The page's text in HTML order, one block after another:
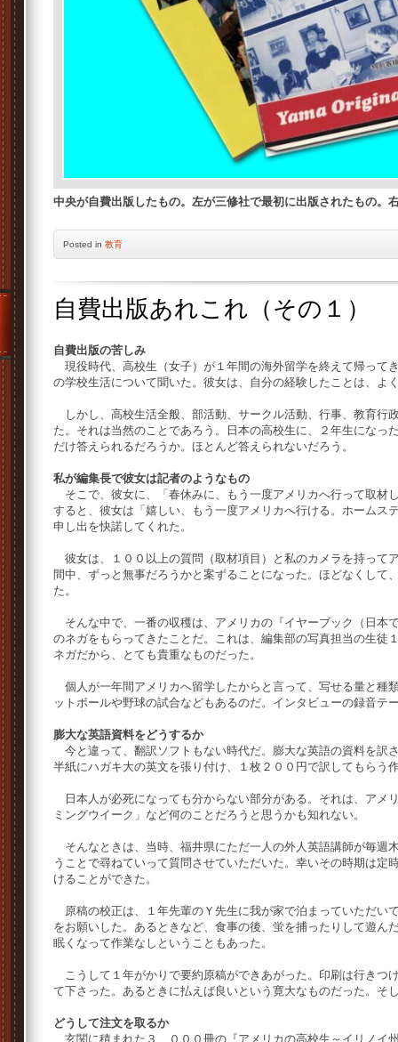
中央が自費出版したもの。左が三修社で最初に出版されたもの。
Posted in 教育
自費出版あれこれ（その１）
自費出版の苦しみ
現役時代、高校生（女子）が１年間の海外留学を終えて帰って
の学校生活について聞いた。彼女は、自分の経験したことは、よ
しかし、高校生活全般、部活動、サークル活動、行事、教育行
た。それは当然のことであろう。日本の高校生に、２年生になっ
だけ答えられるだろうか。ほとんど答えられないだろう。
私が編集長で彼女は記者のようなもの
そこで、彼女に、「春休みに、もう一度アメリカへ行って取材
すると、彼女は「嬉しい、もう一度アメリカへ行ける。ホームス
申し出を快諾してくれた。
彼女は、１００以上の質問（取材項目）と私のカメラを持って
間中、ずっと無事だろうかと案ずることになった。ほどなくして
た。
そんな中で、一番の収穫は、アメリカの『イヤーブック（日本
のネガをもらってきたことだ。これは、編集部の写真担当の生徒
ネガだから、とても貴重なものだった。
個人が一年間アメリカへ留学したからと言って、写せる量と種
ットボールや野球の試合などもあるのだ。インタビューの録音テ
膨大な英語資料をどうするか
今と違って、翻訳ソフトもない時代だ。膨大な英語の資料を訳
半紙にハガキ大の英文を張り付け、１枚２００円で訳してもらう
日本人が必死になっても分からない部分がある。それは、アメ
ミングウイーク」など何のことだろうと思うかも知れない。
そんなときは、当時、福井県にただ一人の外人英語講師が毎週
うことで尋ねていって質問させていただいた。幸いその時期は定
けることができた。
原稿の校正は、１年先輩のＹ先生に我が家で泊まっていただい
をお願いした。あるときなど、食事の後、蛍を捕ったりして遊ん
眠くなって作業なしということもあった。
こうして１年がかりで要約原稿ができあがった。印刷は行きつ
て下さった。あるときに払えば良いという寛大なものだった。そ
どうして注文を取るか
玄関に積まれた３、０００冊の『アメリカの高校生～イリノイ